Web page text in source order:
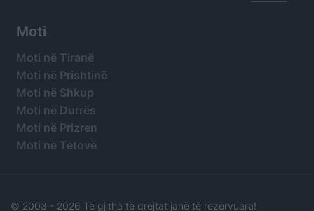
Moti
Moti në Tiranë
Moti në Prishtinë
Moti në Shkup
Moti në Durrës
Moti në Prizren
Moti në Tetovë
© 2003 - 2026 Të gjitha të drejtat janë të rezervuara!